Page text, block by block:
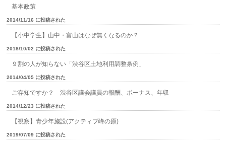
基本政策
2014/11/16 に投稿された
【小中学生】山中・富山はなぜ無くなるのか？
2018/10/02 に投稿された
９割の人が知らない「渋谷区土地利用調整条例」
2014/04/05 に投稿された
ご存知ですか？ 渋谷区議会議員の報酬、ボーナス、年収
2014/12/23 に投稿された
【視察】青少年施設(アクティブ峰の原)
2019/07/09 に投稿された